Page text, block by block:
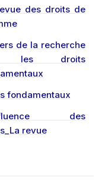
des droits de
de la recherche
les droits
fondamentaux
des
revue